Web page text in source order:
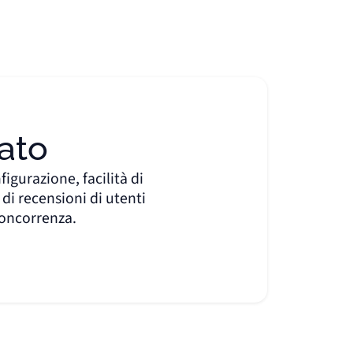
facilità di
recensioni di utenti